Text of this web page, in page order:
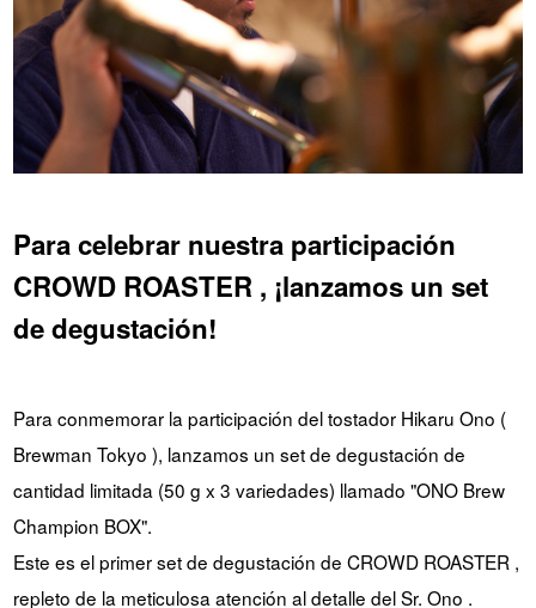
Para celebrar nuestra participación
CROWD ROASTER , ¡lanzamos un set
de degustación!
Para conmemorar la participación del tostador Hikaru Ono (
Brewman Tokyo ), lanzamos un set de degustación de
cantidad limitada (50 g x 3 variedades) llamado "ONO Brew
Champion BOX".
Este es el primer set de degustación de CROWD ROASTER ,
repleto de la meticulosa atención al detalle del Sr. Ono .